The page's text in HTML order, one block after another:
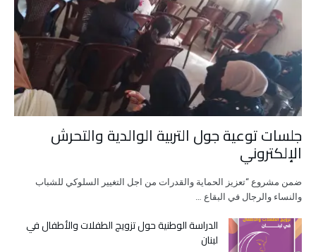
جلسات توعية جول التربية الوالدية والتحرش
الإلكتروني
ضمن مشروع “تعزيز الحماية والقدرات من اجل التغيير السلوكي للشباب
والنساء والرجال في البقاع …
الدراسة الوطنية حول تزويج الطفلات والأطفال في
لبنان